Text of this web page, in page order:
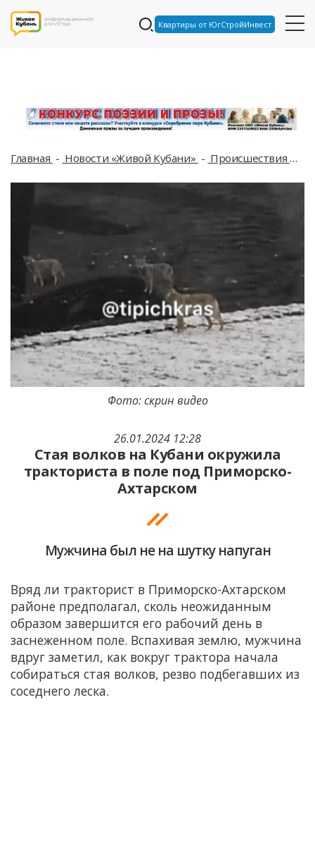
Квартиры от ЮгСтройИнвест
Главная Новости «Живой Кубани» Происшествия
26.01.2024 12:28
Стая волков на Кубани окружила
тракториста в поле под Приморско-
Ахтарском
Мужчина был не на шутку напуган
Фото: скрин видео
Вряд ли тракторист в Приморско-Ахтарском
районе предполагал, сколь неожиданным
образом завершится его рабочий день в
заснеженном поле. Вспахивая землю, мужчина
вдруг заметил, как вокруг трактора начала
собираться стая волков, резво подбегавших из
соседнего леска.